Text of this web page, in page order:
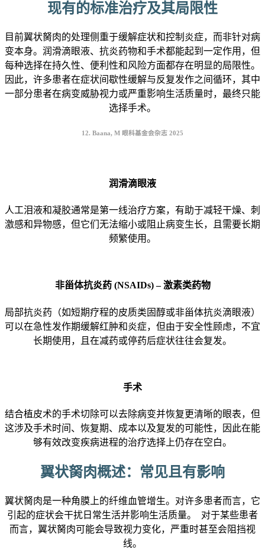
现有的标准治疗及其局限性
目前翼状胬肉的处理侧重于缓解症状和控制炎症，而非针对病
变本身。润滑滴眼液、抗炎药物和手术都能起到一定作用，但
每种选择在持久性、便利性和风险方面都存在明显的局限性。
因此，许多患者在症状间歇性缓解与反复发作之间循环，其中
一部分患者在病变威胁视力或严重影响生活质量时，最终只能
选择手术。
12. Baana, M 眼科基金会杂志 2025
润滑滴眼液
人工泪液和凝胶通常是第一线治疗方案，有助于减轻干燥、刺
激感和异物感，但它们无法缩小或阻止病变生长，且需要长期
频繁使用。
非甾体抗炎药 (NSAIDs) – 激素类药物
局部抗炎药（如短期疗程的皮质类固醇或非甾体抗炎滴眼液）
可以在急性发作期缓解红肿和炎症，但由于安全性顾虑，不宜
长期使用，且在减药或停药后症状往往会复发。
手术
结合植皮术的手术切除可以去除病变并恢复更清晰的眼表，但
这涉及手术时间、恢复期、成本以及复发的可能性，因此在能
够有效改变疾病进程的治疗选择上仍存在空白。
翼状胬肉概述：常见且有影响
翼状胬肉是一种角膜上的纤维血管增生。对许多患者而言，它
引起的症状会干扰日常生活并影响生活质量。
对于某些患者
而言，翼状胬肉可能会导致视力变化，严重时甚至会阻挡视
线。